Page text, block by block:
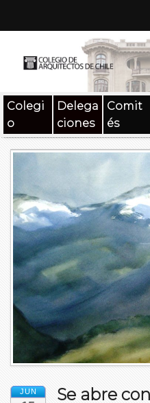
Documentos
Beneficios
Medios
Contacto
Buscar:
Colegi
o
Delega
ciones
Comit
és
JUN
Se abre